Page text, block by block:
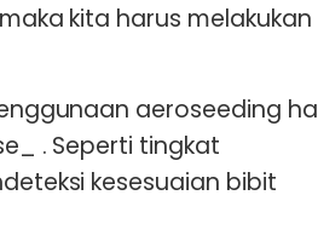
kita harus melakukan
aeroseeding
. Seperti tingkat
kesesuaian bibit